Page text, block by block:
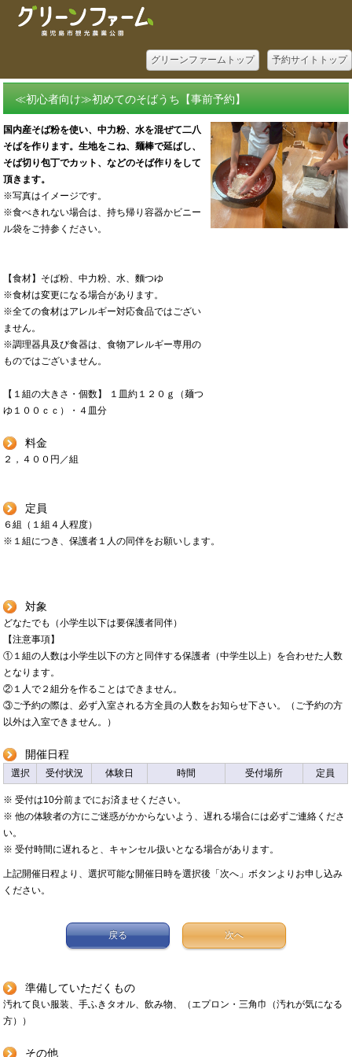
予約サイトトップ
グリーンファームトップ
≪初心者向け≫初めてのそばうち【事前予約】
国内産そば粉を使い、中力粉、水を混ぜて二八
そばを作ります。生地をこね、麺棒で延ばし、
そば切り包丁でカット、などのそば作りをして
頂きます。
※写真はイメージです。
※食べきれない場合は、持ち帰り容器かビニー
ル袋をご持参ください。
【食材】そば粉、中力粉、水、麵つゆ
※食材は変更になる場合があります。
※全ての食材はアレルギー対応食品ではござい
ません。
※調理器具及び食器は、食物アレルギー専用の
ものではございません。
【１組の大きさ・個数】 １皿約１２０ｇ（麺つ
ゆ１００ｃｃ）・４皿分
料金
２，４００円／組
定員
６組（１組４人程度）
※１組につき、保護者１人の同伴をお願いします。
対象
どなたでも（小学生以下は要保護者同伴）
【注意事項】
①１組の人数は小学生以下の方と同伴する保護者（中学生以上）を合わせた人数
となります。
②１人で２組分を作ることはできません。
③ご予約の際は、必ず入室される方全員の人数をお知らせ下さい。（ご予約の方
以外は入室できません。）
開催日程
選択 受付状況 体験日 時間 受付場所 定員
※ 受付は10分前までにお済ませください。
※ 他の体験者の方にご迷惑がかからないよう、遅れる場合には必ずご連絡くださ
い。
※ 受付時間に遅れると、キャンセル扱いとなる場合があります。
上記開催日程より、選択可能な開催日時を選択後「次へ」ボタンよりお申し込み
ください。
戻る 次へ
準備していただくもの
汚れて良い服装、手ふきタオル、飲み物、（エプロン・三角巾（汚れが気になる
方））
その他